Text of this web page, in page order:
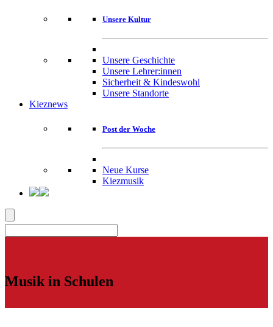
Unsere Kultur
Unsere Geschichte
Unsere Lehrer:innen
Sicherheit & Kindeswohl
Unsere Standorte
Kieznews
Post der Woche
Neue Kurse
Kiezmusik
Musik in Schulen